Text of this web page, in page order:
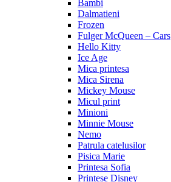
Bambi
Dalmatieni
Frozen
Fulger McQueen – Cars
Hello Kitty
Ice Age
Mica printesa
Mica Sirena
Mickey Mouse
Micul print
Minioni
Minnie Mouse
Nemo
Patrula catelusilor
Pisica Marie
Printesa Sofia
Printese Disney